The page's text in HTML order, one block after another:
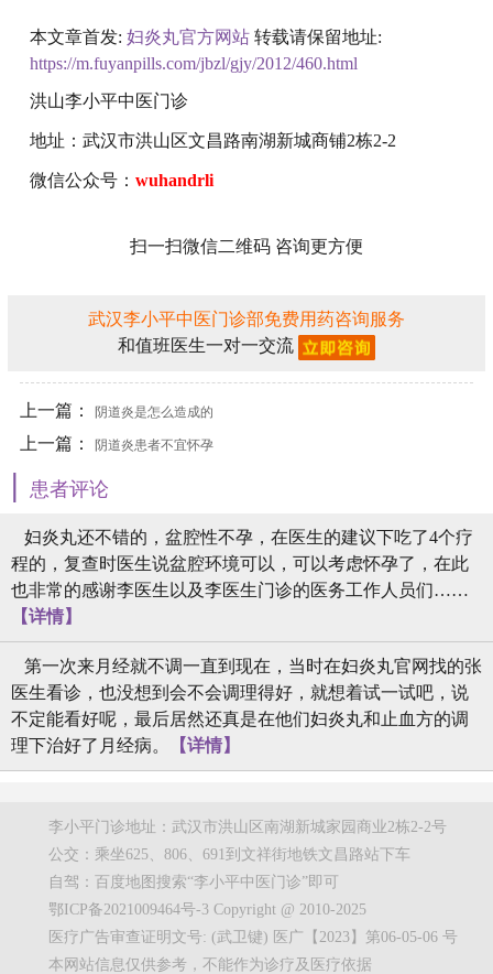
本文章首发: 妇炎丸官方网站 转载请保留地址:
https://m.fuyanpills.com/jbzl/gjy/2012/460.html
洪山李小平中医门诊
地址：武汉市洪山区文昌路南湖新城商铺2栋2-2
微信公众号： wuhandrli
扫一扫微信二维码 咨询更方便
武汉李小平中医门诊部免费用药咨询服务
和值班医生一对一交流
上一篇： 阴道炎是怎么造成的
上一篇： 阴道炎患者不宜怀孕
| 患者评论
妇炎丸还不错的，盆腔性不孕，在医生的建议下吃了4个疗
程的，复查时医生说盆腔环境可以，可以考虑怀孕了，在此
也非常的感谢李医生以及李医生门诊的医务工作人员们……
【详情】
第一次来月经就不调一直到现在，当时在妇炎丸官网找的张
医生看诊，也没想到会不会调理得好，就想着试一试吧，说
不定能看好呢，最后居然还真是在他们妇炎丸和止血方的调
理下治好了月经病。
【详情】
李小平门诊地址：武汉市洪山区南湖新城家园商业2栋2-2号
公交：乘坐625、806、691到文祥街地铁文昌路站下车
自驾：百度地图搜索“李小平中医门诊”即可
鄂ICP备2021009464号-3 Copyright @ 2010-2025
医疗广告审查证明文号: (武卫键) 医广【2023】第06-05-06 号
本网站信息仅供参考，不能作为诊疗及医疗依据